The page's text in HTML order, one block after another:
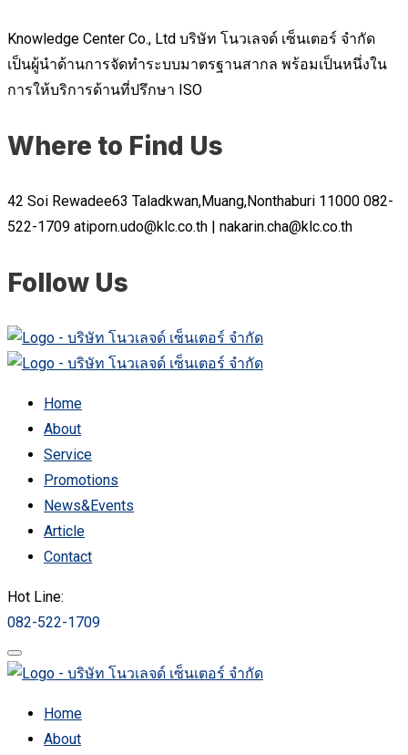
Knowledge Center Co., Ltd บริษัท โนวเลจด์ เซ็นเตอร์ จำกัด
เป็นผู้นำด้านการจัดทำระบบมาตรฐานสากล พร้อมเป็นหนึ่งใน
การให้บริการด้านที่ปรึกษา ISO
Where to Find Us
42 Soi Rewadee63 Taladkwan,Muang,Nonthaburi 11000 082-
522-1709 atiporn.udo@klc.co.th | nakarin.cha@klc.co.th
Follow Us
Home
About
Service
Promotions
News&Events
Article
Contact
Hot Line:
082-522-1709
Home
About